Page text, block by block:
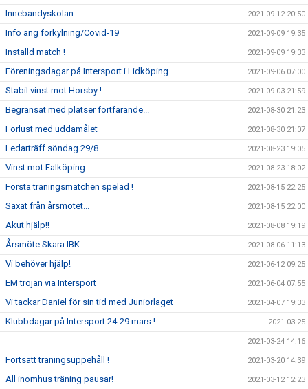
Innebandyskolan 2021-09-12 20:50
Info ang förkylning/Covid-19 2021-09-09 19:35
Inställd match ! 2021-09-09 19:33
Föreningsdagar på Intersport i Lidköping 2021-09-06 07:00
Stabil vinst mot Horsby ! 2021-09-03 21:59
Begränsat med platser fortfarande... 2021-08-30 21:23
Förlust med uddamålet 2021-08-30 21:07
Ledarträff söndag 29/8 2021-08-23 19:05
Vinst mot Falköping 2021-08-23 18:02
Första träningsmatchen spelad ! 2021-08-15 22:25
Saxat från årsmötet... 2021-08-15 22:00
Akut hjälp!! 2021-08-08 19:19
Årsmöte Skara IBK 2021-08-06 11:13
Vi behöver hjälp! 2021-06-12 09:25
EM tröjan via Intersport 2021-06-04 07:55
Vi tackar Daniel för sin tid med Juniorlaget 2021-04-07 19:33
Klubbdagar på Intersport 24-29 mars ! 2021-03-25
2021-03-24 14:16
Fortsatt träningsuppehåll ! 2021-03-20 14:39
All inomhus träning pausar! 2021-03-12 12:23